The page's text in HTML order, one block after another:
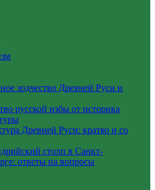
зодчество Древней Руси и
русской избы от историка
Древней Руси: кратко и со
столп в Санкт-
ответы на вопросы